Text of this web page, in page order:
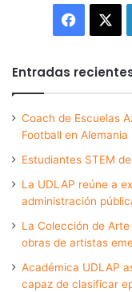
Entradas
Coach de Escuelas
Football en Alemania
Estudiantes STEM
La UDLAP reúne a
administración
La Colección de
obras de artistas
Académica UDLAP
capaz de clasificar